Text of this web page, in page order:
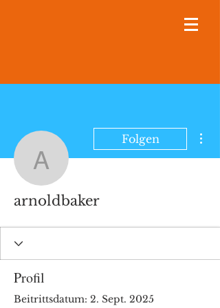
arnoldbaker
Folgen
arnoldbaker
Profil
Beitrittsdatum: 2. Sept. 2025